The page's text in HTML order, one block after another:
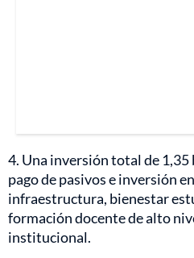
4. Una inversión total de
pago de pasivos e inversión
infraestructura, bienestar
formación docente de alto
institucional.